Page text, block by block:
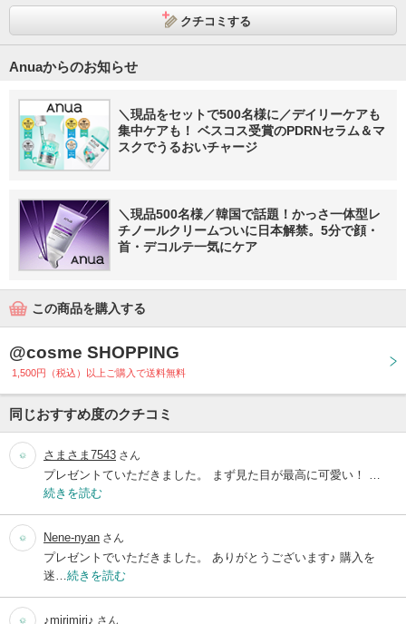
クチコミする
Anuaからのお知らせ
＼現品をセットで500名様に／デイリーケアも
集中ケアも！ ベスコス受賞のPDRNセラム＆マ
スクでうるおいチャージ
＼現品500名様／韓国で話題！かっさ一体型レ
チノールクリームついに日本解禁。5分で顔・
首・デコルテ一気にケア
この商品を購入する
@cosme SHOPPING
1,500円（税込）以上ご購入で送料無料
同じおすすめ度のクチコミ
さまさま7543 さん
プレゼントていただきました。 まず見た目が最高に可愛い！ …
続きを読む
Nene-nyan さん
プレゼントでいただきました。 ありがとうございます♪ 購入を
迷…続きを読む
♪mirimiri♪ さん